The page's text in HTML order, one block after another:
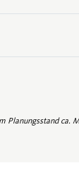
Planungsstand ca.